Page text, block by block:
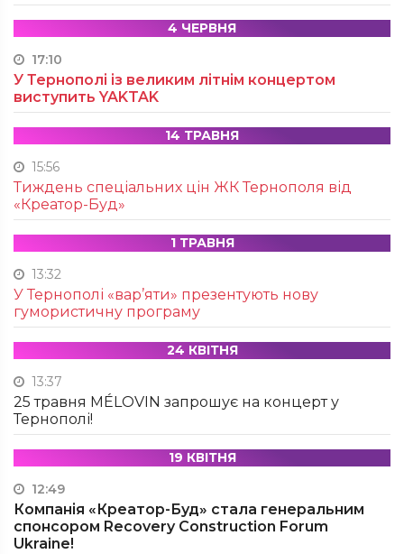
4 ЧЕРВНЯ
17:10
У Тернополі із великим літнім концертом
виступить YAKTAK
14 ТРАВНЯ
15:56
Тиждень спеціальних цін ЖК Тернополя від
«Креатор-Буд»
1 ТРАВНЯ
13:32
У Тернополі «вар’яти» презентують нову
гумористичну програму
24 КВІТНЯ
13:37
25 травня MÉLOVIN запрошує на концерт у
Тернополі!
19 КВІТНЯ
12:49
Компанія «Креатор-Буд» стала генеральним
спонсором Recovery Construction Forum
Ukraine!